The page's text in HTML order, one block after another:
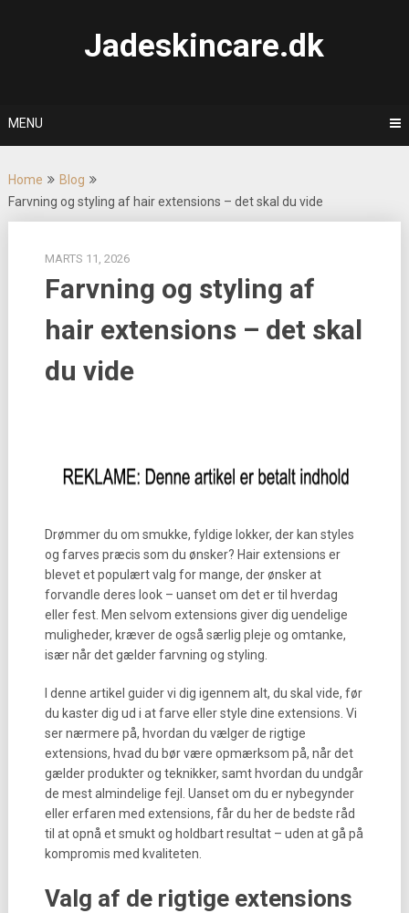
Jadeskincare.dk
MENU
Home
Blog
Farvning og styling af hair extensions – det skal du vide
MARTS 11, 2026
Farvning og styling af
hair extensions – det skal
du vide
Drømmer du om smukke, fyldige lokker, der kan styles
og farves præcis som du ønsker? Hair extensions er
blevet et populært valg for mange, der ønsker at
forvandle deres look – uanset om det er til hverdag
eller fest. Men selvom extensions giver dig uendelige
muligheder, kræver de også særlig pleje og omtanke,
især når det gælder farvning og styling.
I denne artikel guider vi dig igennem alt, du skal vide, før
du kaster dig ud i at farve eller style dine extensions. Vi
ser nærmere på, hvordan du vælger de rigtige
extensions, hvad du bør være opmærksom på, når det
gælder produkter og teknikker, samt hvordan du undgår
de mest almindelige fejl. Uanset om du er nybegynder
eller erfaren med extensions, får du her de bedste råd
til at opnå et smukt og holdbart resultat – uden at gå på
kompromis med kvaliteten.
Valg af de rigtige extensions